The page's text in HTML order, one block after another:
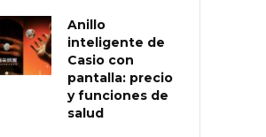
Anillo
inteligente de
Casio con
pantalla: precio
y funciones de
salud